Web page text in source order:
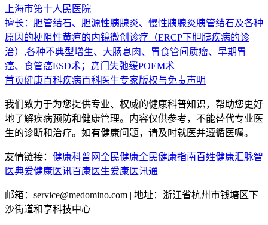
上海市第十人民医院
擅长： 胆管结石、胆源性胰腺炎、慢性胰腺炎胰管结石及各种
原因的梗阻性黄疸的内镜微创诊疗（ERCP下胆胰疾病的诊
治）,各种不典型增生、大肠息肉、胃食管间质瘤、早期胃
癌、食管癌ESD术；贲门失弛缓POEM术
首页健康百科疾病百科医生专家版权与免责声明
我们致力于为您提供专业、权威的健康科普知识，帮助您更好
地了解疾病预防和健康管理。内容仅供参考，不能替代专业医
生的诊断和治疗。如有健康问题，请及时就医并遵循医嘱。
友情链接： 健康科普网全民健康全民健康指南百姓健康汇脉智
医典爱健康医讯百康医生爱康医讯通
邮箱：service@medomino.com | 地址：浙江省杭州市钱塘区下
沙街道和享科技中心